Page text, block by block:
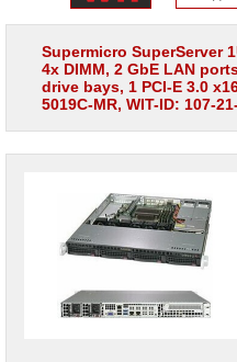
серверы
WIT
Системы
хранения
данных
панели
лампы
Supermicro SuperServer
4x DIMM, 2 GbE LAN
drive bays, 1 PCI-E 3.0
5019C-MR, WIT-ID: 107-